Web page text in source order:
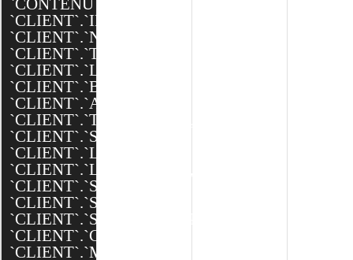
`CONTENU`.`MODIFIED`,
`CLIENT`.`ID`,
`CLIENT`.`NOM`,
`CLIENT`.`TEXTE`,
`CLIENT`.`LOGO`,
`CLIENT`.`BANNIERE`,
`CLIENT`.`ADRESSE`,
`CLIENT`.`TELEPHONE`,
`CLIENT`.`SITE_WEB`,
`CLIENT`.`LATITUDE`,
`CLIENT`.`LONGITUDE`,
`CLIENT`.`SEO_SLUG`,
`CLIENT`.`SEO_TITLE`,
`CLIENT`.`SEO_DESCRIPTION`,
`CLIENT`.`CREATED`,
`CLIENT`.`MODIFIED`,